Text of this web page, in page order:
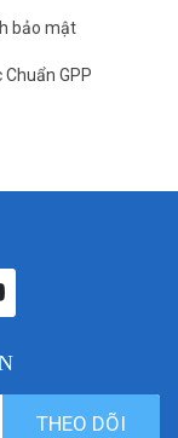
bảo mật
Chuẩn GPP
THEO DÕI